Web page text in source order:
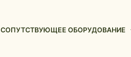
СОПУТСТВУЮЩЕЕ ОБОРУДОВАНИЕ